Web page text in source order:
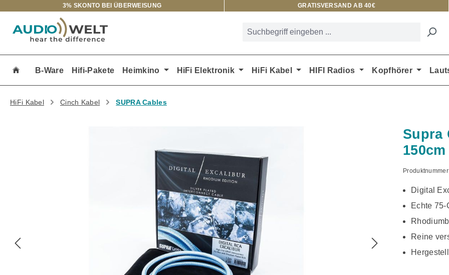
Hauptinhalt springen
Zur Suche springen
Zur Hauptnavigation springen
3% SKONTO BEI ÜBERWEISUNG GRATISVERSAND AB 40€
B-Ware Hifi-Pakete Heimkino HiFi Elektronik HiFi Kabel HIFI Radios Kopfhörer
HiFi Kabel Cinch Kabel SUPRA Cables
Supra
150cm
Digital
Echte 75-
Reine